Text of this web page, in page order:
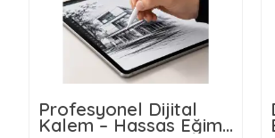
Profesyonel Dijital
Kalem – Hassas Eğim